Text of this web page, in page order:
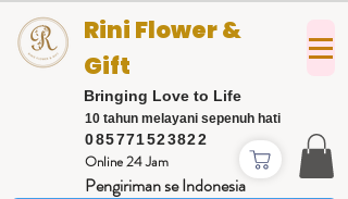
085771523822
Rini Flower &
Gift
Bringing Love to Life
Online 24 Jam
Pengiriman se Indonesia
10 tahun melayani sepenuh hati